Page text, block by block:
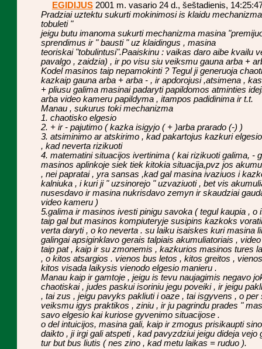
EGIDIJUS2001 m. vasario 24 d., šeštadienis,
Pradziai uztektu sukurti mokinimosi is klaidu
tobuleti "
jeigu butu imanoma sukurti mechanizma masina
sprendimus ir " bausti " uz klaidingus , masina
teoriskai "tobulintusi".Paaiskinu : vaikas daro aibe kvailu
pavalgo , zaidzia) , ir po visu siu veiksmu gauna arba +
Kodel masinos taip nepamokinti ? Tegul ji generuoja
kazkaip gauna arba + arba - , ir apdorojusi ,atsimena ,
+ pliusu galima masinai padaryti papildomos atminties
arba video kameru papildyma , itampos padidinima ir t.t.
Manau , sukurus toki mechanizma
1. chaotisko elgesio
2. + ir - pajutimo ( kazka isigyjo ( + )arba prarado (-) )
3. atsiminimo ar atskirimo , kad pakartojus kazkuri
, kad neverta rizikuoti
4. matematini situacijos ivertinima ( kai rizikuoti galima, -
masinos aplinkoje siek tiek kitokia situacija,pvz jos
, nei papratai , yra sansas ,kad gal masina ivaziuos i
kalniuka , i kuri ji " uzsinorejo " uzvaziuoti , bet vis
nusesdavo ir masina nukrisdavo zemyn ir skaudziai
video kameru )
5.galima ir masinos ivesti pinigu savoka ( tegul kaupia , o
taip gal but masinos kompiuteryje susipins kazkoks
verta daryti , o ko neverta . su laiku isaiskes kuri masina
galingai apsiginklavo gerais talpiais akumuliatoriais ,
taip pat , kaip ir su zmonemis , kazkurios masinos tures
, o kitos atsargios . vienos bus letos , kitos greitos ,
kitos visada laikysis vienodo elgesio manieru .
Manau kaip ir gamtoje , jeigu is tevu naujagimis negavo
chaotiskai , judes paskui isoriniu jegu poveiki , ir jeigu
, tai zus , jeigu pavyks pakliuti i oaze , tai isgyvens , o
veiksmu igys praktikos , ziniu , ir ju pagrindu prades "
savo elgesio kai kuriose gyvenimo situacijose .
o del intuicijos, masina gali, kaip ir zmogus prisikaupti
daikto , ji irgi gali atspeti , kad pavyzdziui jeigu dideja
tur but bus liutis ( nes zino , kad metu laikas = ruduo ).